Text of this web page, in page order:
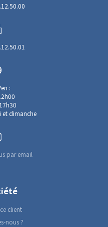
:
et dimanche
par email
client
nous ?